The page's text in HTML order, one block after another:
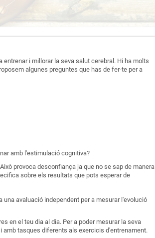
i millorar la seva salut cerebral. Hi ha molts
algunes preguntes que has de fer-te per a
amb l'estimulació cognitiva?
provoca desconfiança ja que no se sap de manera
sobre els resultats que pots esperar de
avaluació independent per a mesurar l'evolució
en el teu dia al dia. Per a poder mesurar la seva
amb tasques diferents als exercicis d'entrenament.